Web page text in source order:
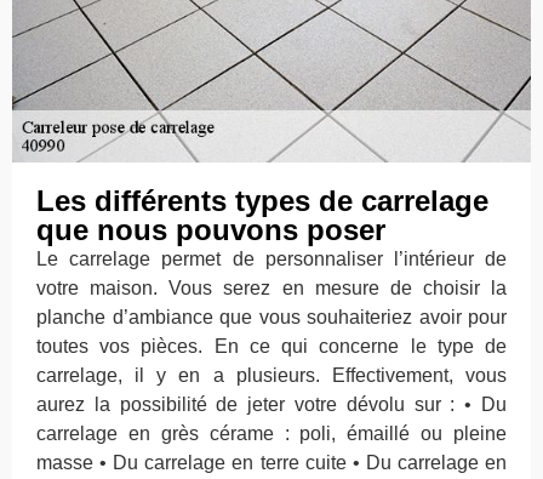
Les différents types de carrelage
que nous pouvons poser
Le carrelage permet de personnaliser l’intérieur de
votre maison. Vous serez en mesure de choisir la
planche d’ambiance que vous souhaiteriez avoir pour
toutes vos pièces. En ce qui concerne le type de
carrelage, il y en a plusieurs. Effectivement, vous
aurez la possibilité de jeter votre dévolu sur : • Du
carrelage en grès cérame : poli, émaillé ou pleine
masse • Du carrelage en terre cuite • Du carrelage en